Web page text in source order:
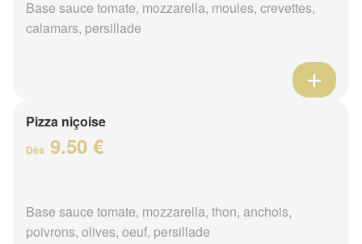
Base sauce tomate, mozzarella, moules, crevettes,
calamars, persillade
Pizza niçoise
Dès 9.50 €
Base sauce tomate, mozzarella, thon, anchois,
poivrons, olives, oeuf, persillade